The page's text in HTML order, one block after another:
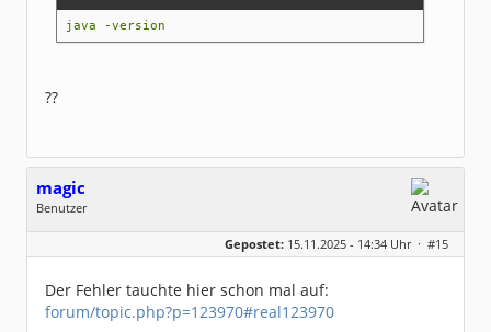
java -version
??
magic
Benutzer
Geschlecht:
keine Angabe
Dabei seit:
07 / 2009
Gepostet: 15.11.2025 - 14:34 Uhr · #15
Der Fehler tauchte hier schon mal auf:
forum/topic.php?p=123970#real123970